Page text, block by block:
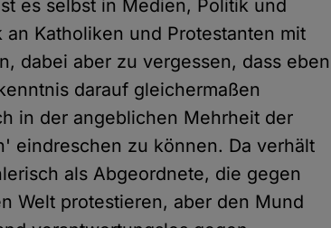
es selbst in Medien, Politik und
Katholiken und Protestanten mit
dabei aber zu vergessen, dass eben
darauf gleichermaßen
in der angeblichen Mehrheit der
eindreschen zu können. Da verhält
als Abgeordnete, die gegen
Welt protestieren, aber den Mund